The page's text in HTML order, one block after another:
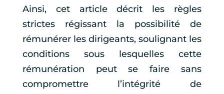
Ainsi, cet article décrit les règles
strictes régissant la possibilité de
rémunérer les dirigeants, soulignant les
conditions sous lesquelles cette
rémunération peut se faire sans
compromettre l’intégrité de